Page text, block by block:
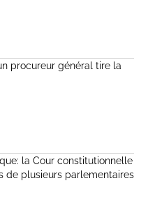
procureur général tire la
la Cour constitutionnelle
de plusieurs parlementaires